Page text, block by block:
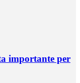
importante per